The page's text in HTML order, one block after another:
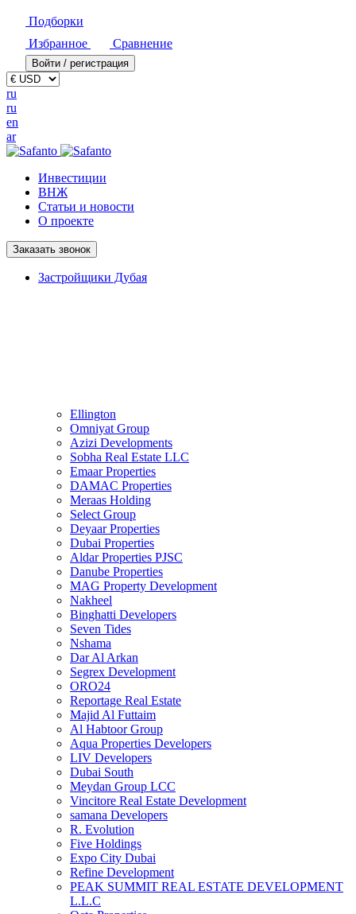
Подборки
Избранное
Сравнение
Войти / регистрация
ru
ru
en
ar
Инвестиции
ВНЖ
Статьи и новости
О проекте
Заказать звонок
Застройщики Дубая
Ellington
Omniyat Group
Azizi Developments
Sobha Real Estate LLC
Emaar Properties
DAMAC Properties
Meraas Holding
Select Group
Deyaar Properties
Dubai Properties
Aldar Properties PJSC
Danube Properties
MAG Property Development
Nakheel
Binghatti Developers
Seven Tides
Nshama
Dar Al Arkan
Segrex Development
ORO24
Reportage Real Estate
Majid Al Futtaim
Al Habtoor Group
Aqua Properties Developers
LIV Developers
Dubai South
Meydan Group LCC
Vincitore Real Estate Development
samana Developers
R. Evolution
Five Holdings
Expo City Dubai
Refine Development
PEAK SUMMIT REAL ESTATE DEVELOPMENT
L.L.C